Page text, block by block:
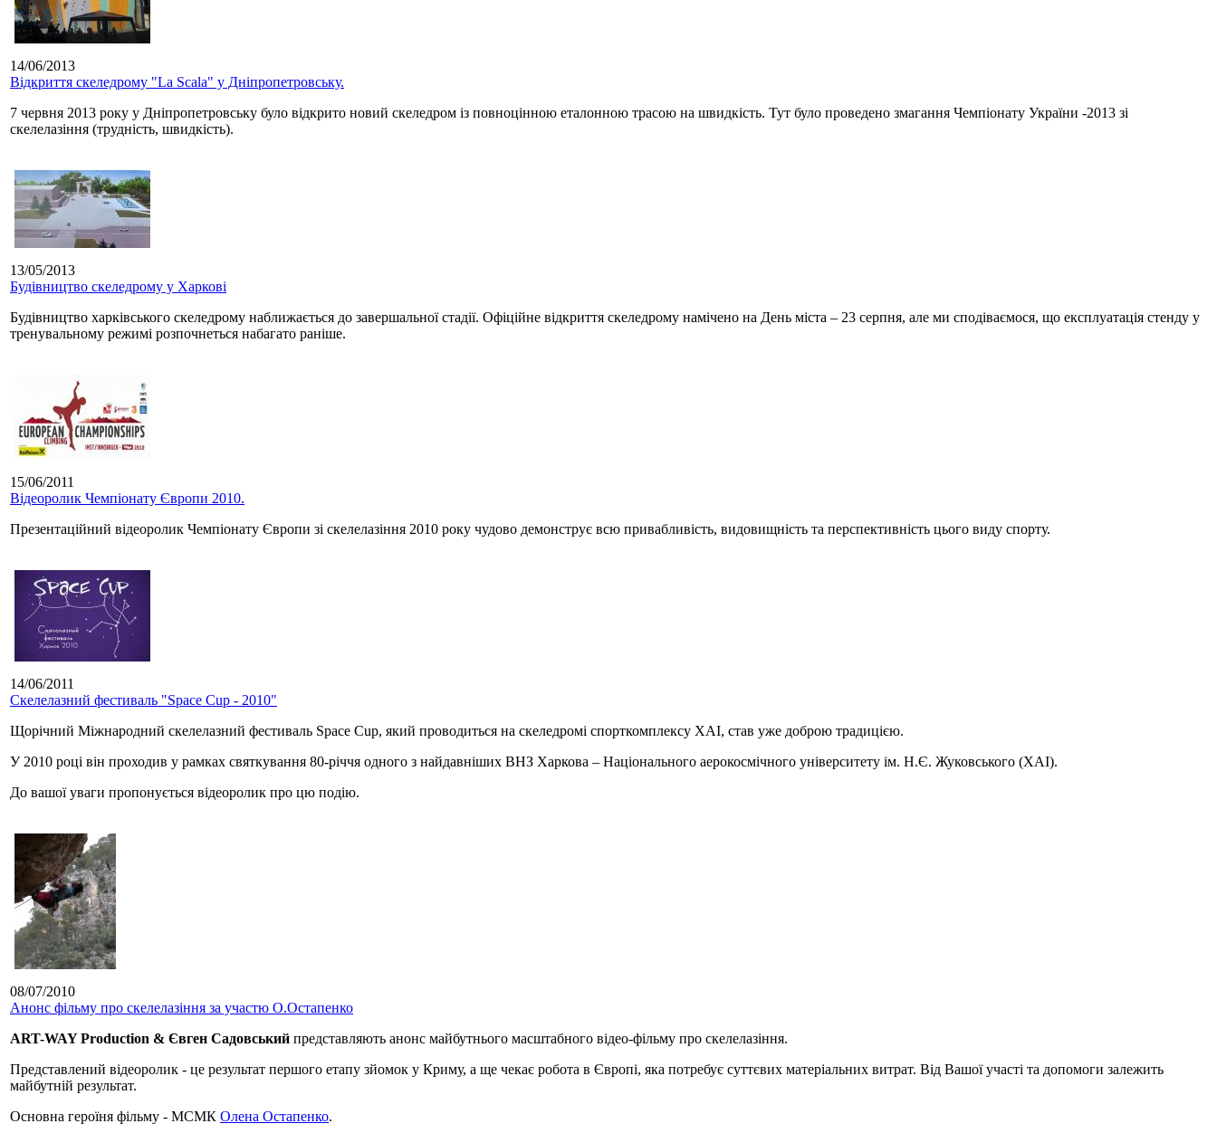
14/06/2013
Відкриття скеледрому "La Scala" у Дніпропетровську.
7 червня 2013 року у Дніпропетровську було відкрито новий скеледром із повноцінною еталонною трасою на швидкість. Тут було проведено змагання Чемпіонату України -2013 зі
скелелазіння (трудність, швидкість).
13/05/2013
Будівництво скеледрому у Харкові
Будівництво харківського скеледрому наближається до завершальної стадії. Офіційне відкриття скеледрому намічено на День міста – 23 серпня, але ми сподіваємося, що експлуатація стенду у
тренувальному режимі розпочнеться набагато раніше.
15/06/2011
Відеоролик Чемпіонату Європи 2010.
Презентаційний відеоролик Чемпіонату Європи зі скелелазіння 2010 року чудово демонструє всю привабливість, видовищність та перспективність цього виду спорту.
14/06/2011
Скелелазний фестиваль "Space Cup - 2010"
Щорічний Міжнародний скелелазний фестиваль Space Cup, який проводиться на скеледромі спорткомплексу ХАІ, став уже доброю традицією.
У 2010 році він проходив у рамках святкування 80-річчя одного з найдавніших ВНЗ Харкова – Національного аерокосмічного університету ім. Н.Є. Жуковського (ХАІ).
До вашої уваги пропонується відеоролик про цю подію.
08/07/2010
Анонс фільму про скелелазіння за участю О.Остапенко
ART-WAY Production & Євген Садовський представляють анонс майбутнього масштабного відео-фільму про скелелазіння.
Представлений відеоролик - це результат першого етапу зйомок у Криму, а ще чекає робота в Європі, яка потребує суттєвих матеріальних витрат. Від Вашої участі та допомоги залежить
майбутній результат.
Основна героїня фільму - МСМК Олена Остапенко.